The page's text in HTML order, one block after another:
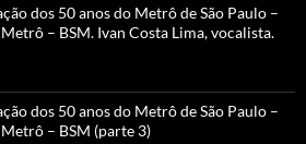
dos 50 anos do Metrô de São Paulo –
– BSM. Ivan Costa Lima, vocalista.
dos 50 anos do Metrô de São Paulo –
– BSM (parte 3)